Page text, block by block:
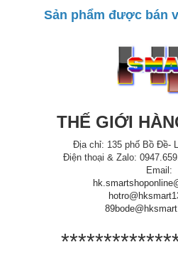
Sản phẩm được bán
THẾ GIỚI
Địa chỉ: 135 phố Bồ Đề-
Điện thoại & Zalo:
Email: